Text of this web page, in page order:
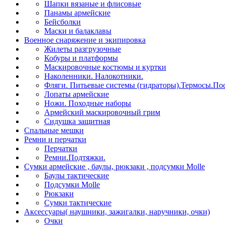
Шапки вязаные и флисовые
Панамы армейские
Бейсболки
Маски и балаклавы
Военное снаряжение и экипировка
Жилеты разгрузочные
Кобуры и платформы
Маскировочные костюмы и куртки
Наколенники. Налокотники.
Фляги. Питьевые системы
Лопаты армейские
Ножи. Походные наборы
Армейский маскировочный грим
Сидушка защитная
Спальные мешки
Ремни и перчатки
Перчатки
Ремни.Подтяжки.
Сумки армейские , баулы, рюкзаки , подсумки Molle
Баулы тактические
Подсумки Molle
Рюкзаки
Сумки тактические
Аксессуары( наушники, зажигалки, наручники, очки)
Очки